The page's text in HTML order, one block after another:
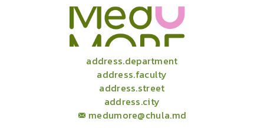
address.department
address.faculty
address.street
address.city
medumore@chula.md
onlineCourses academicConferencesnews infographic